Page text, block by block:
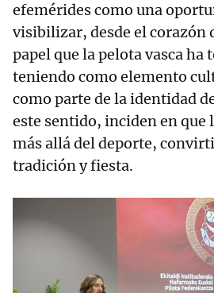
efemérides como una
visibilizar, desde el corazón
papel que la pelota vasca ha
teniendo como elemento
como parte de la identidad
este sentido, inciden en que
más allá del deporte,
tradición y fiesta.